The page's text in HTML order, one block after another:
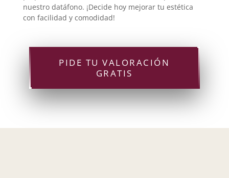
nuestro datáfono. ¡Decide hoy mejorar tu estética
con facilidad y comodidad!
PIDE TU VALORACIÓN
GRATIS